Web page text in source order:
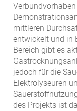
mittleren
entwickelt und in
Bereich gibt es
jedoch für die
Elektrolyseuren
des Projekts ist